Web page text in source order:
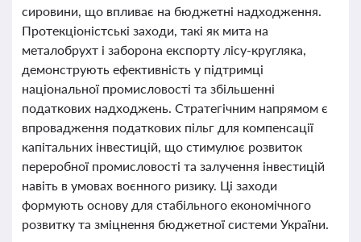
сировини, що впливає на бюджетні надходження.
Протекціоністські заходи, такі як мита на
металобрухт і заборона експорту лісу-кругляка,
демонструють ефективність у підтримці
національної промисловості та збільшенні
податкових надходжень. Стратегічним напрямом є
впровадження податкових пільг для компенсації
капітальних інвестицій, що стимулює розвиток
переробної промисловості та залучення інвестицій
навіть в умовах воєнного ризику. Ці заходи
формують основу для стабільного економічного
розвитку та зміцнення бюджетної системи України.